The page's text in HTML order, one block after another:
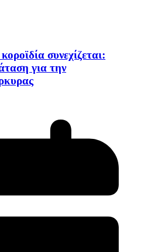
συνεχίζεται:
για την